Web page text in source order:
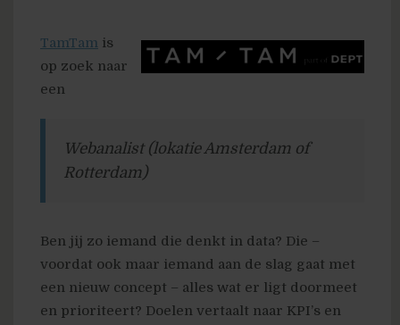
TamTam is
op zoek naar
een
Webanalist (lokatie Amsterdam of
Rotterdam)
Ben jij zo iemand die denkt in data? Die –
voordat ook maar iemand aan de slag gaat met
een nieuw concept – alles wat er ligt doormeet
en prioriteert? Doelen vertaalt naar KPI’s en